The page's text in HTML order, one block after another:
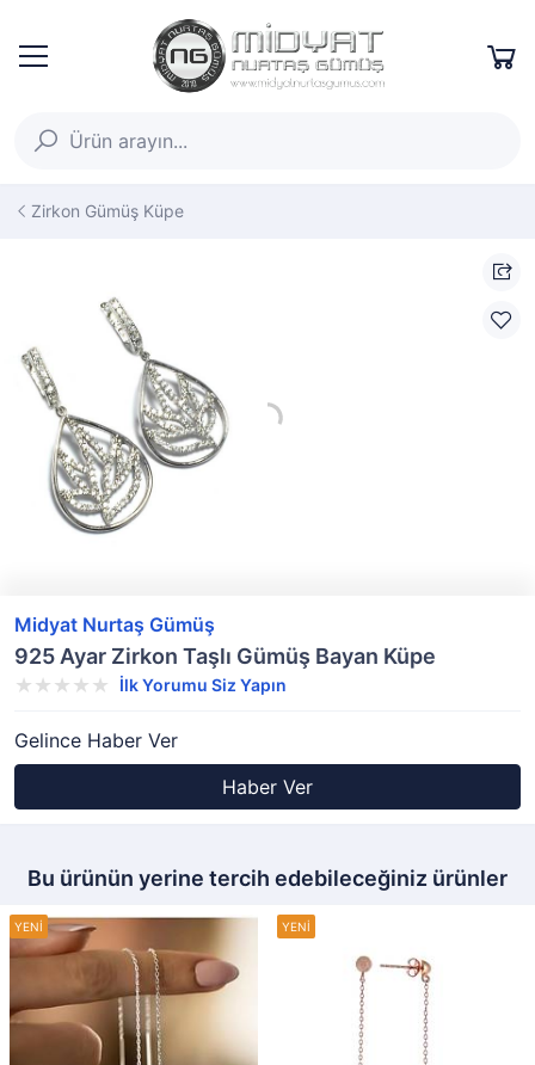
Zirkon Gümüş Küpe
Midyat Nurtaş Gümüş
925 Ayar Zirkon Taşlı Gümüş Bayan Küpe
İlk Yorumu Siz Yapın
Gelince Haber Ver
Haber Ver
Bu ürünün yerine tercih edebileceğiniz ürünler